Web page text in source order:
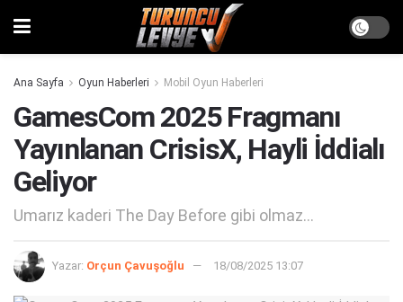
Ana Sayfa Oyun Haberleri Mobil Oyun Haberleri
GamesCom 2025 Fragmanı
Yayınlanan CrisisX, Hayli İddialı
Geliyor
Umarız kaderi The Day Before gibi olmaz...
Yazar: Orçun Çavuşoğlu 18/08/2025 13:07